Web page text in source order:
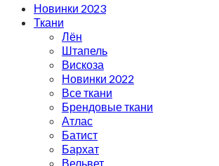
Новинки 2023
Ткани
Лён
Штапель
Вискоза
Новинки 2022
Все ткани
Брендовые ткани
Атлас
Батист
Бархат
Вельвет